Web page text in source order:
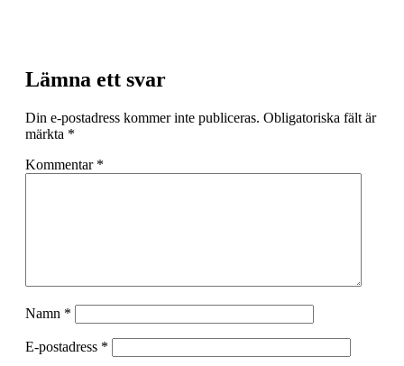
Lämna ett svar
Din e-postadress kommer inte publiceras. Obligatoriska fält är
märkta *
Kommentar *
Namn *
E-postadress *